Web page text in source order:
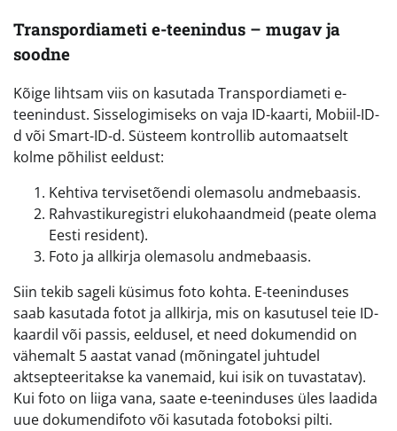
Transpordiameti e-teenindus – mugav ja
soodne
Kõige lihtsam viis on kasutada Transpordiameti e-
teenindust. Sisselogimiseks on vaja ID-kaarti, Mobiil-ID-
d või Smart-ID-d. Süsteem kontrollib automaatselt
kolme põhilist eeldust:
Kehtiva tervisetõendi olemasolu andmebaasis.
Rahvastikuregistri elukohaandmeid (peate olema
Eesti resident).
Foto ja allkirja olemasolu andmebaasis.
Siin tekib sageli küsimus foto kohta. E-teeninduses
saab kasutada fotot ja allkirja, mis on kasutusel teie ID-
kaardil või passis, eeldusel, et need dokumendid on
vähemalt 5 aastat vanad (mõningatel juhtudel
aktsepteeritakse ka vanemaid, kui isik on tuvastatav).
Kui foto on liiga vana, saate e-teeninduses üles laadida
uue dokumendifoto või kasutada fotoboksi pilti.